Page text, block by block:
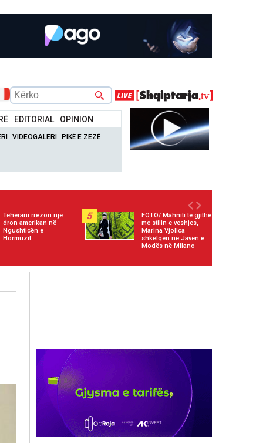
EDITORIAL OPINION
VIDEOGALERI PIKË E ZEZË
Teherani rrëzon një
dron amerikan në
Ngushticën e
Hormuzit
5
FOTO/ Mahniti të gjithë
me stilin e veshjes,
Marina Vjollca
shkëlqen në Javën e
Modës në Milano